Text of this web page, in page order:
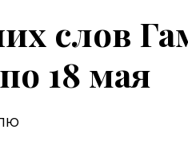
слов
18 мая